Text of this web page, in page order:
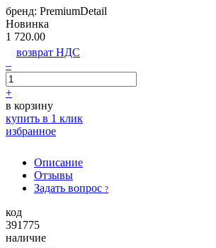
бренд: PremiumDetail
Новинка
1 720.00
возврат НДС
–
+
в корзину
купить в 1 клик
избранное
Описание
Отзывы
Задать вопрос ?
код
391775
наличие